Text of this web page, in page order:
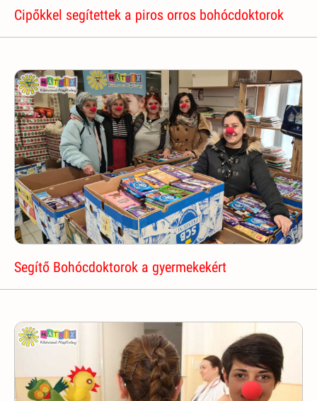
Cipőkkel segítettek a piros orros bohócdoktorok
Segítő Bohócdoktorok a gyermekekért